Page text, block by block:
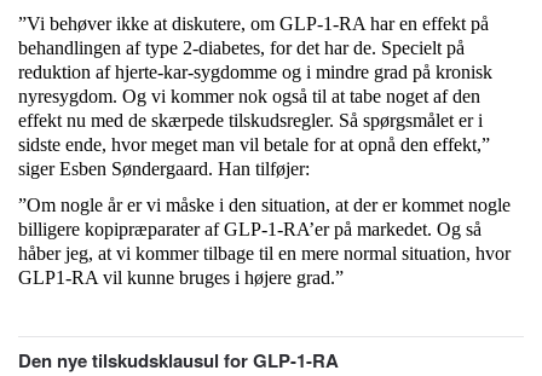
”Vi behøver ikke at diskutere, om GLP-1-RA har en effekt på
behandlingen af type 2-diabetes, for det har de. Specielt på
reduktion af hjerte-kar-sygdomme og i mindre grad på kronisk
nyresygdom. Og vi kommer nok også til at tabe noget af den
effekt nu med de skærpede tilskudsregler. Så spørgsmålet er i
sidste ende, hvor meget man vil betale for at opnå den effekt,”
siger Esben Søndergaard. Han tilføjer:
”Om nogle år er vi måske i den situation, at der er kommet nogle
billigere kopipræparater af GLP-1-RA’er på markedet. Og så
håber jeg, at vi kommer tilbage til en mere normal situation, hvor
GLP1-RA vil kunne bruges i højere grad.”
Den nye tilskudsklausul for GLP-1-RA